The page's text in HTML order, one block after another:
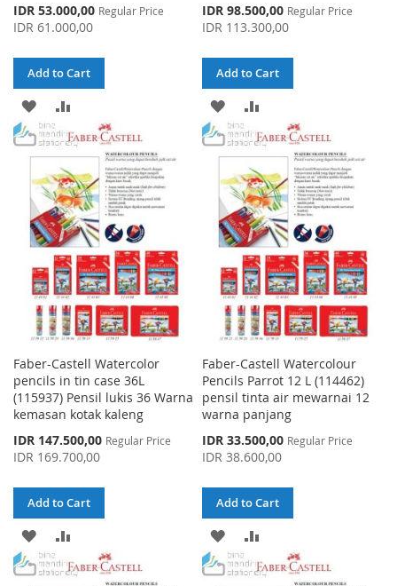
Special
Price
IDR 53.000,00 Regular Price
IDR 61.000,00
Add to Cart
ADD
TO
WISH
LIST
TO
COMPARE
Special
Price
IDR 98.500,00 Regular Price
IDR 113.300,00
Add to Cart
ADD
TO
WISH
LIST
TO
COMPARE
Faber-Castell Watercolor
pencils in tin case 36L
(115937) Pensil lukis 36 Warna
kemasan kotak kaleng
Special
Price
IDR 147.500,00 Regular Price
IDR 169.700,00
Add to Cart
ADD
TO
TO
Faber-Castell Watercolour
Pencils Parrot 12 L (114462)
pensil tinta air mewarnai 12
warna panjang
Special
Price
IDR 33.500,00 Regular Price
IDR 38.600,00
Add to Cart
ADD
TO
TO